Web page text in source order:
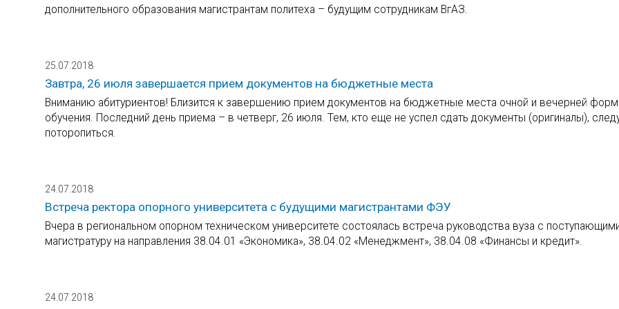
дополнительного образования магистрантам политеха – будущим сотрудникам ВгАЗ.
25.07.2018
Завтра, 26 июля завершается прием документов на бюджетные места
Вниманию абитуриентов! Близится к завершению прием документов на бюджетные места очной и вечерней форм
обучения. Последний день приема – в четверг, 26 июля. Тем, кто еще не успел сдать документы (оригиналы),
поторопиться.
24.07.2018
Встреча ректора опорного университета с будущими магистрантами ФЭУ
Вчера в региональном опорном техническом университете состоялась встреча руководства вуза с
магистратуру на направления 38.04.01 «Экономика», 38.04.02 «Менеджмент», 38.04.08 «Финансы и кредит».
24.07.2018